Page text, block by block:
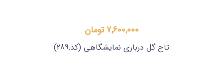
7,600,000 تومان
تاج گل درباری نمایشگاهی (کد:289)